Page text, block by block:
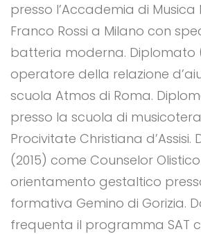
presso l’Accademia di
Franco Rossi a Milano con
batteria moderna. Diplomato
operatore della relazione
scuola Atmos di Roma.
presso la scuola di
Procivitate Christiana d’Assisi.
(2015) come Counselor
orientamento gestaltico
formativa Gemino di Gorizia.
frequenta il programma SAT